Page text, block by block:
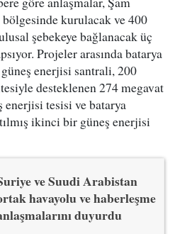
kurulacak ve 400
şebekeye bağlanacak üç
Projeler arasında batarya
enerjisi santrali, 200
desteklenen 274 megavat
tesisi ve batarya
ikinci bir güneş enerjisi
ve Suudi Arabistan
havayolu ve haberleşme
duyurdu